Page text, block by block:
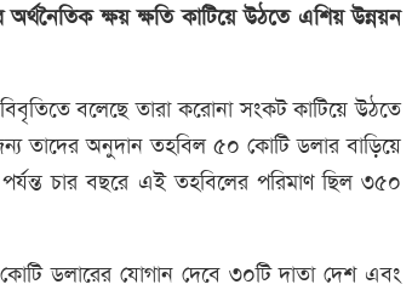
ক্ষয় ক্ষতি কাটিয়ে উঠতে এশিয় উন্নয়ন
বলেছে তারা করোনা সংকট কাটিয়ে উঠতে
তাদের অনুদান তহবিল ৫০ কোটি ডলার বাড়িয়ে
চার বছরে এই তহবিলের পরিমাণ ছিল ৩৫০
ডলারের যোগান দেবে ৩০টি দাতা দেশ এবং